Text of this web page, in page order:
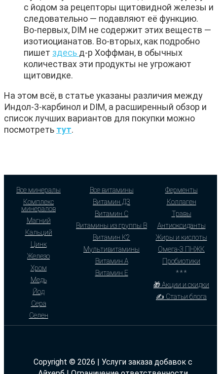
с йодом за рецепторы щитовидной железы и
следовательно — подавляют её функцию.
Во-первых, DIM не содержит этих веществ —
изотиоцианатов. Во-вторых, как подробно
пишет здесь д-р Хоффман, в обычных
количествах эти продукты не угрожают
щитовидке.
На этом всё, в статье указаны различия между
Индол-3-карбинол и DIM, а расширенный обзор и
список лучших вариантов для покупки можно
посмотреть тут.
Все минералы
Комплекс
минералов
Магний
Кальций
Цинк
Железо
Хром
Медь
Йод
Сера
Селен
Все витамины
Витамин Д3
Витамин С
Витамины из группы В
Витамин К2
Мультивитамины
Витамин А
Витамин Е
Ферменты
Коллаген
Травы
Антиоксиданты
Жиры и кислоты
Омега-3 ПНЖК
Пробиотики
* * *
🎁 Акции и скидки
✍ Статьи блога
Copyright © 2026 | Услуги заказа добавок с